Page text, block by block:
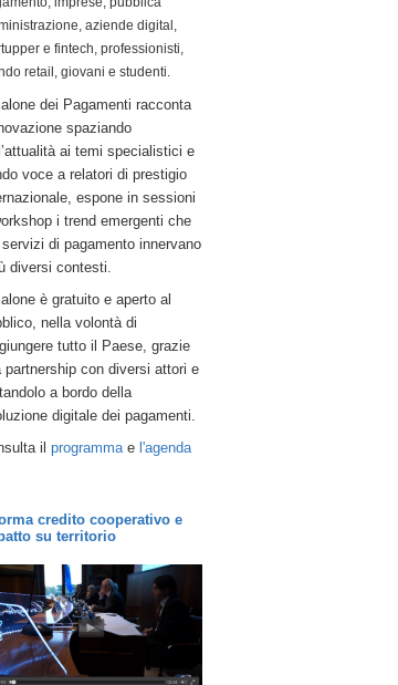
aziende digital,
e fintech, professionisti,
retail, giovani e studenti.
dei Pagamenti racconta
spaziando
ai temi specialistici e
voce a relatori di prestigio
espone in sessioni
i trend emergenti che
di pagamento innervano
diversi contesti.
è gratuito e aperto al
nella volontà di
tutto il Paese, grazie
partnership con diversi attori e
a bordo della
digitale dei pagamenti.
il programma e l'agenda
credito cooperativo e
su territorio